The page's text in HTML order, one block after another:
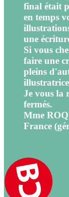
final était
en temps
une
Si vous
faire une
pleins
Je vous la
fermés.
Mme
France